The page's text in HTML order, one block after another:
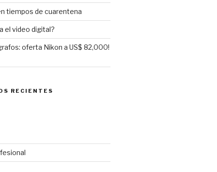
tiempos de cuarentena
el video digital?
oferta Nikon a US$ 82,000!
RECIENTES